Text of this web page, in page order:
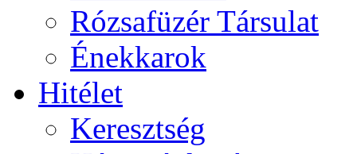
Rózsafüzér Társulat
Énekkarok
Hitélet
Keresztség